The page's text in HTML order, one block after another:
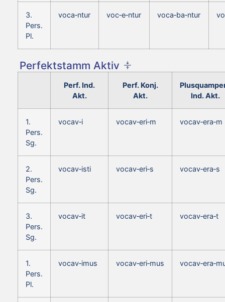
3.
Pers.
Pl.
voca‑ntur voc‑e‑ntur voca‑ba‑ntur
Perfektstamm Aktiv
Perf. Ind.
Akt.
Perf. Konj.
Akt.
Ind. Akt.
1.
Pers.
Sg.
vocav‑i vocav‑eri‑m vocav‑era‑m
2.
Pers.
Sg.
vocav‑isti vocav‑eri‑s vocav‑era‑s
3.
Pers.
Sg.
vocav‑it vocav‑eri‑t vocav‑era‑t
1.
Pers.
Pl.
vocav‑imus vocav‑eri‑mus